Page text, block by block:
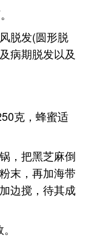
脱发(圆形脱
病期脱发以及
克，蜂蜜适
，把黑芝麻倒
末，再加海带
边搅，待其成